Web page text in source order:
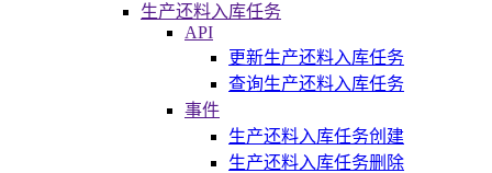
生产还料入库任务
API
更新生产还料入库任务
查询生产还料入库任务
事件
生产还料入库任务创建
生产还料入库任务删除